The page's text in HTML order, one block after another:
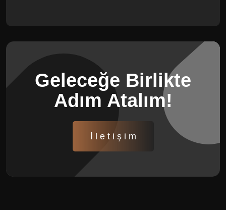
Geleceğe Birlikte
Adım Atalım!
İ l e t i ş i m